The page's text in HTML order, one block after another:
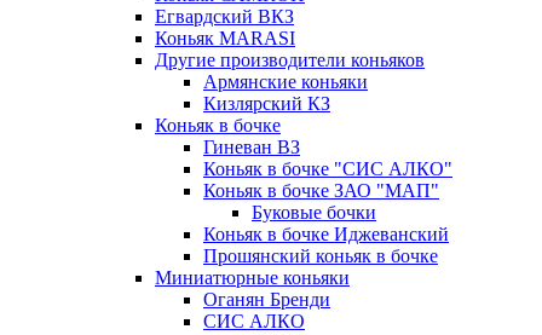
Егвардский ВКЗ
Коньяк MARASI
Другие производители коньяков
Армянские коньяки
Кизлярский КЗ
Коньяк в бочке
Гиневан ВЗ
Коньяк в бочке "СИС АЛКО"
Коньяк в бочке ЗАО "МАП"
Буковые бочки
Коньяк в бочке Иджеванский
Прошянский коньяк в бочке
Миниатюрные коньяки
Оганян Бренди
СИС АЛКО